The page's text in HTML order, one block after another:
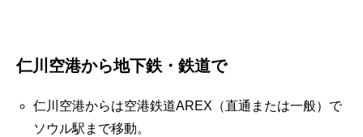
仁川空港から地下鉄・鉄道で
仁川空港からは空港鉄道AREX（直通または一般）で
ソウル駅まで移動。